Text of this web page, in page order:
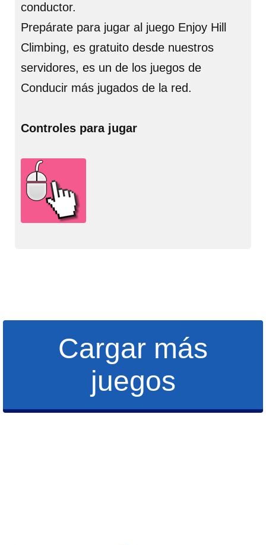
conductor.
Prepárate para jugar al juego Enjoy Hill
Climbing, es gratuito desde nuestros
servidores, es un de los juegos de
Conducir más jugados de la red.
Controles para jugar
Cargar más
juegos